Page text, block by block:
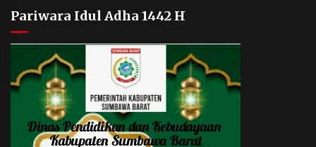
Pariwara Idul Adha 1442 H